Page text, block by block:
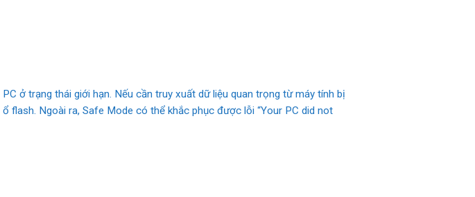
ở trạng thái giới hạn. Nếu cần truy xuất dữ liệu quan trọng từ máy tính bị
flash. Ngoài ra, Safe Mode có thể khắc phục được lỗi “Your PC did not